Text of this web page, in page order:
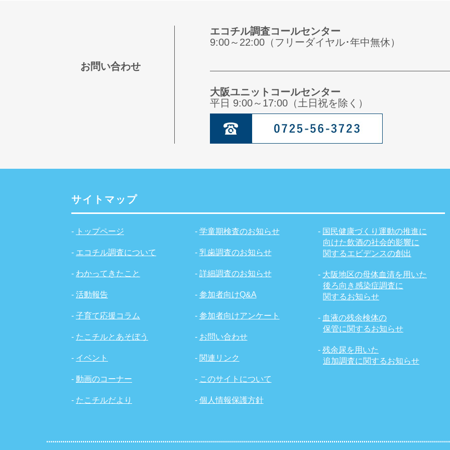
お問い合わせ
エコチル調査コールセンター
9:00～22:00（フリーダイヤル･年中無休）
大阪ユニットコールセンター
平日 9:00～17:00（土日祝を除く）
サイトマップ
- トップページ
- エコチル調査について
- わかってきたこと
- 活動報告
- 子育て応援コラム
- たこチルとあそぼう
- イベント
- 動画のコーナー
- たこチルだより
- 学童期検査のお知らせ
- 乳歯調査のお知らせ
- 詳細調査のお知らせ
- 参加者向けQ&A
- 参加者向けアンケート
- お問い合わせ
- 関連リンク
- このサイトについて
- 個人情報保護方針
- 国民健康づくり運動の推進に
向けた飲酒の社会的影響に
関するエビデンスの創出
- 大阪地区の母体血清を用いた
後ろ向き感染症調査に
関するお知らせ
- 血液の残余検体の
保管に関するお知らせ
-残余尿を用いた
追加調査に関するお知らせ